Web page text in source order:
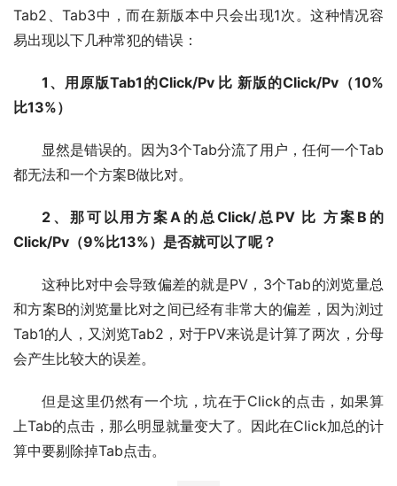
Tab2、Tab3中，而在新版本中只会出现1次。这种情况容
易出现以下几种常犯的错误：
1、用原版Tab1的Click/Pv 比 新版的Click/Pv（10%
比13%）
显然是错误的。因为3个Tab分流了用户，任何一个Tab
都无法和一个方案B做比对。
2、那可以用方案A的总Click/总PV 比 方案B的
Click/Pv（9%比13%）是否就可以了呢？
这种比对中会导致偏差的就是PV，3个Tab的浏览量总
和方案B的浏览量比对之间已经有非常大的偏差，因为浏过
Tab1的人，又浏览Tab2，对于PV来说是计算了两次，分母
会产生比较大的误差。
但是这里仍然有一个坑，坑在于Click的点击，如果算
上Tab的点击，那么明显就量变大了。因此在Click加总的计
算中要剔除掉Tab点击。